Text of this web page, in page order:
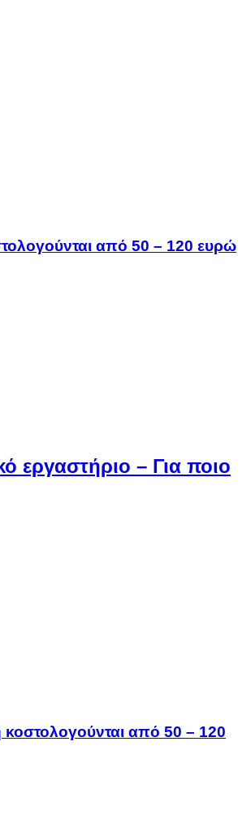
από 50 – 120 ευρώ
εργαστήριο – Για ποιο
κοστολογούνται από 50 – 120